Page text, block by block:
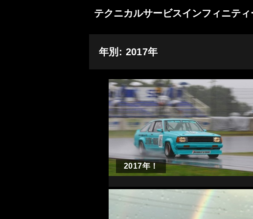
テクニカルサービスインフィニテ
年別: 2017年
2017年！